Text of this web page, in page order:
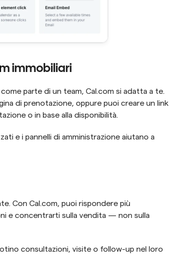
immobiliari
parte di un team, Cal.com si adatta a te.
di prenotazione, oppure puoi creare un link
o in base alla disponibilità.
e i pannelli di amministrazione aiutano a
Con Cal.com, puoi rispondere più
e concentrarti sulla vendita — non sulla
consultazioni, visite o follow-up nel loro